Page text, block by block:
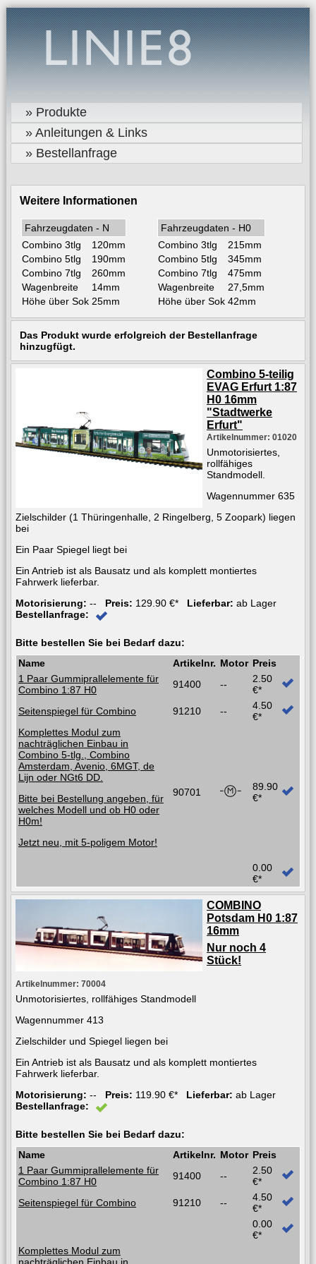
» Produkte
» Anleitungen & Links
» Bestellanfrage
Weitere Informationen
Fahrzeugdaten - N
Combino 3tlg
120mm
Combino 5tlg
190mm
Combino 7tlg
260mm
Wagenbreite
14mm
Höhe über Sok 25mm
Fahrzeugdaten - H0
Combino 3tlg
215mm
Combino 5tlg
345mm
Combino 7tlg
475mm
Wagenbreite
27,5mm
Höhe über Sok 42mm
Das Produkt wurde erfolgreich der Bestellanfrage
hinzugfügt.
Combino 5-teilig
EVAG Erfurt 1:87
H0 16mm
"Stadtwerke
Erfurt"
Artikelnummer: 01020
Unmotorisiertes,
rollfähiges
Standmodell.
Wagennummer 635
Zielschilder (1 Thüringenhalle, 2 Ringelberg, 5 Zoopark) liegen
bei
Ein Paar Spiegel liegt bei
Ein Antrieb ist als Bausatz und als komplett montiertes
Fahrwerk lieferbar.
Motorisierung: -- Preis: 129.90 €* Lieferbar: ab Lager
Bestellanfrage:
Bitte bestellen Sie bei Bedarf dazu:
Name
Artikelnr. Motor Preis
1 Paar Gummiprallelemente für
Combino 1:87 H0
91400 --
2.50
€*
Seitenspiegel für Combino
91210 --
4.50
€*
Komplettes Modul zum
nachträglichen Einbau in
Combino 5-tlg., Combino
Amsterdam, Avenio, 6MGT, de
Lijn oder NGt6 DD.
Bitte bei Bestellung angeben, für
welches Modell und ob H0 oder
H0m!
Jetzt neu, mit 5-poligem Motor!
90701
89.90
€*
0.00
€*
COMBINO
Potsdam H0 1:87
16mm
Nur noch 4
Stück!
Artikelnummer: 70004
Unmotorisiertes, rollfähiges Standmodell
Wagennummer 413
Zielschilder und Spiegel liegen bei
Ein Antrieb ist als Bausatz und als komplett montiertes
Fahrwerk lieferbar.
Motorisierung: -- Preis: 119.90 €* Lieferbar: ab Lager
Bestellanfrage:
Bitte bestellen Sie bei Bedarf dazu:
Name
Artikelnr. Motor Preis
1 Paar Gummiprallelemente für
Combino 1:87 H0
91400 --
2.50
€*
Seitenspiegel für Combino
91210 --
4.50
€*
0.00
€*
Komplettes Modul zum
nachträglichen Einbau in